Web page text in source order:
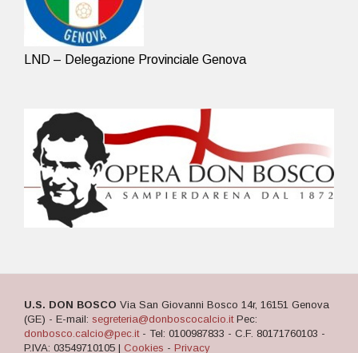
LND – Delegazione Provinciale Genova
U.S. DON BOSCO Via San Giovanni Bosco 14r, 16151 Genova
(GE) - E-mail: segreteria@donboscocalcio.itPec:
donbosco.calcio@pec.it- Tel: 0100987833 - C.F. 80171760103 -
P.IVA: 03549710105 | Cookies - Privacy